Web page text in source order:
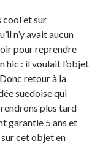
cool et sur
n’y avait aucun
pour reprendre
hic : il voulait l’objet
retour à la
suedoise qui
plus tard
garantie 5 ans et
cet objet en